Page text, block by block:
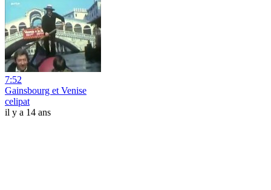
7:52
Gainsbourg et Venise
celipat
il y a 14 ans